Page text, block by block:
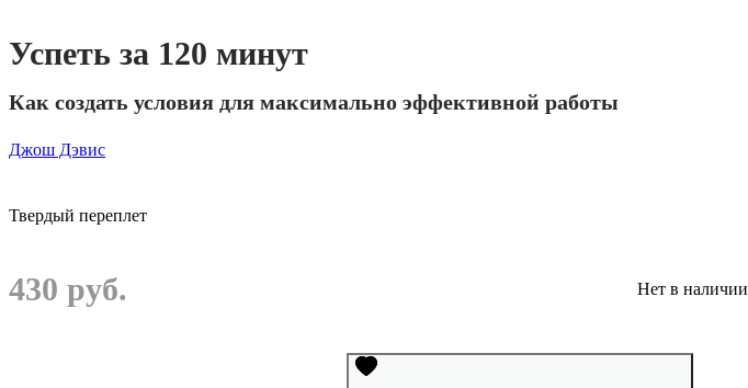
Успеть за 120 минут
Как создать условия для максимально эффективной работы
Джош Дэвис
Твердый переплет
430 руб. Нет в наличии